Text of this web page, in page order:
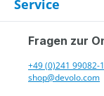
Service
Fragen zur
+49 (0)241 99082-
shop@devolo.com